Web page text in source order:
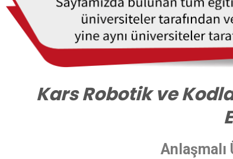
Kars Robotik ve
Anlaşmalı